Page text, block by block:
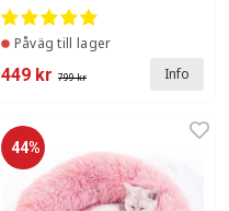
Påväg till lager
449 kr 799 kr Info
44%